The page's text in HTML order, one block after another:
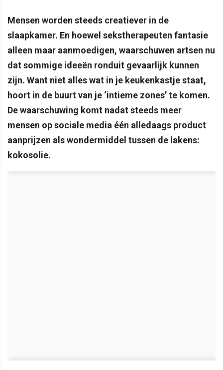
Mensen worden steeds creatiever in de
slaapkamer. En hoewel sekstherapeuten fantasie
alleen maar aanmoedigen, waarschuwen artsen nu
dat sommige ideeën ronduit gevaarlijk kunnen
zijn. Want niet alles wat in je keukenkastje staat,
hoort in de buurt van je ‘intieme zones’ te komen.
De waarschuwing komt nadat steeds meer
mensen op sociale media één alledaags product
aanprijzen als wondermiddel tussen de lakens:
kokosolie.